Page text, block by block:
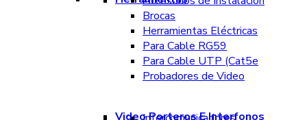
Brocas
Herramientas Eléctricas
Para Cable RG59
Para Cable UTP (Cat5e
Probadores de Video
Video Porteros E Interfonos